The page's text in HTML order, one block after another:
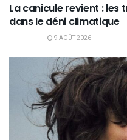
La canicule revient : les
dans le déni climatique
9 AOÛT 2026